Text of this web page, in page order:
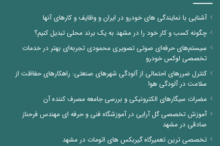
آشنایی با نمایندگی های خودرو در ایران و وظایف و کارهای آنها
چگونه کسب و کار خود را در مشهد به یک برند محلی تبدیل کنیم؟
سیستم‌های حرفه‌ای صوتی تصویری محمودی تجربه‌ای بهتر در خدمات
تخصصی لوکس خودرو
کنترل ضررهای احتمالی از آلودگی شهرهای صنعتی: راهکارهای حفاظت از
سلامت در آلودگی هوا
مضرات سیگارهای الکترونیکی و بررسی جامعه مصرف کننده آن
آموزش تخصصی گل آرایی در آموزشگاه فنی و حرفه ای مهندس فرحناز
صادقی در مشهد
تخصصی ترین تعمیرگاه گیربکس های اتومات در مشهد